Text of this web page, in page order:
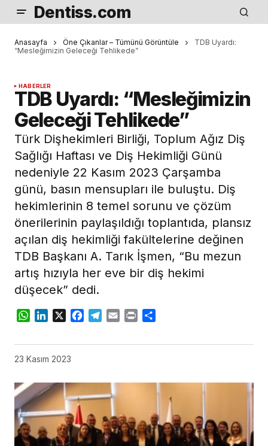
Dentiss.com
Anasayfa Öne Çıkanlar – Tümünü Görüntüle
TDB Uyardı:
“Mesleğimizin Geleceği Tehlikede”
HABERLER
TDB Uyardı: “Mesleğimizin
Geleceği Tehlikede”
Türk Dişhekimleri Birliği, Toplum Ağız Diş
Sağlığı Haftası ve Diş Hekimliği Günü
nedeniyle 22 Kasım 2023 Çarşamba
günü, basın mensupları ile buluştu. Diş
hekimlerinin 8 temel sorunu ve çözüm
önerilerinin paylaşıldığı toplantıda, plansız
açılan diş hekimliği fakültelerine değinen
TDB Başkanı A. Tarık İşmen, “Bu mezun
artış hızıyla her eve bir diş hekimi
düşecek” dedi.
WhatsApp
LinkedIn
X Facebook
Telegram
Email Print
23 Kasım 2023